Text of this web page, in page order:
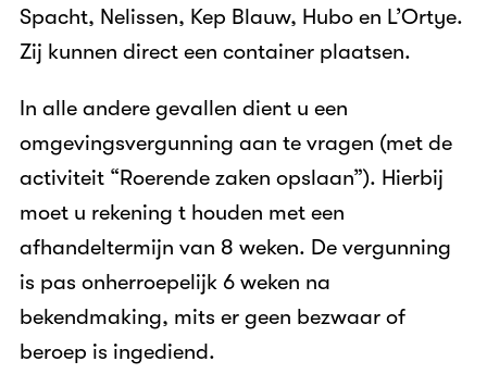
Spacht, Nelissen, Kep Blauw, Hubo en L’Ortye.
Zij kunnen direct een container plaatsen.
In alle andere gevallen dient u een
omgevingsvergunning aan te vragen (met de
activiteit “Roerende zaken opslaan”). Hierbij
moet u rekening t houden met een
afhandeltermijn van 8 weken. De vergunning
is pas onherroepelijk 6 weken na
bekendmaking, mits er geen bezwaar of
beroep is ingediend.